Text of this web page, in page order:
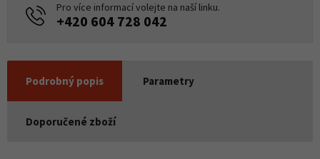
Pro více informací volejte na naší linku.
+420 604 728 042
Podrobný popis Parametry
Doporučené zboží